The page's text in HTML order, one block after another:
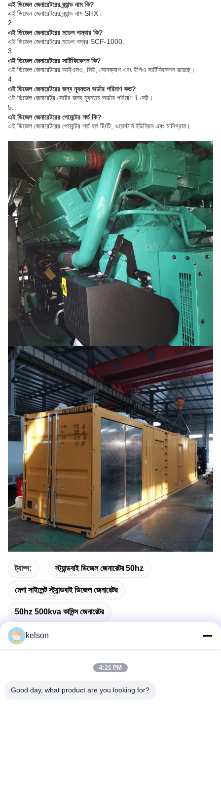
এই ডিজেল জেনারেটরের ব্র্যান্ড নাম কি?
এই ডিজেল জেনারেটরের ব্র্যান্ড নাম SHX।
2.
এই ডিজেল জেনারেটরের মডেল নাম্বার কি?
এই ডিজেল জেনারেটরের মডেল নম্বর SCF-1000.
3.
এই ডিজেল জেনারেটরের সার্টিফিকেশন কি?
এই ডিজেল জেনারেটরের আইএসও, সিই, সোনক্যাপ এবং ইপিএ সার্টিফিকেশন রয়েছে।
4.
এই ডিজেল জেনারেটরের জন্য ন্যূনতম অর্ডার পরিমাণ কত?
এই ডিজেল জেনারেটর সেটের জন্য ন্যূনতম অর্ডার পরিমাণ 1 সেট।
5.
এই ডিজেল জেনারেটরের পেমেন্টের শর্ত কি?
এই ডিজেল জেনারেটরের পেমেন্টের শর্ত হল টি/টি, ওয়েস্টার্ন ইউনিয়ন এবং মানিগ্রাম।
ট্যাগ্স: স্ট্যান্ডবাই ডিজেল জেনারেটর 50hz
মেগা সাইলেন্ট স্ট্যান্ডবাই ডিজেল জেনারেটর
50hz 500kva কামিন্স জেনারেটর
ঠিকানা
kelson
4:21 PM
Good day, what product are you looking for?